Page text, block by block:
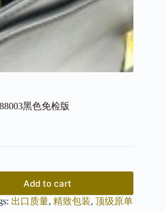
黑色免检版
Add to cart
出口质量, 精致包装, 顶级原单